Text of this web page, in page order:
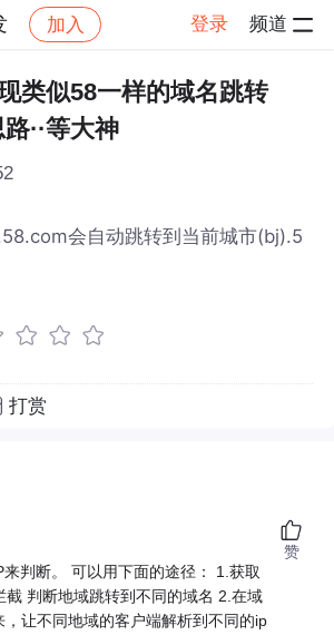
加入 登录 频道
开发 帖子详情
类似58一样的域名跳转
··等大神
会自动跳转到当前城市(bj).5
打赏
判断。 可以用下面的途径： 1.获取
截 判断地域跳转到不同的域名 2.在域
，让不同地域的客户端解析到不同的ip
赞